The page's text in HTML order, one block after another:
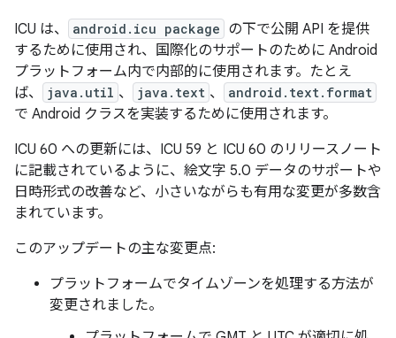
ICU は、
android.icu package の下で公開 API を提供
するために使用され、国際化のサポートのために Android
プラットフォーム内で内部的に使用されます。たとえ
ば、
java.util 、 java.text 、 android.text.format
で Android クラスを実装するために使用されます。
ICU 60 への更新には、ICU 59 と ICU 60 のリリースノート
に記載されているように、絵文字 5.0 データのサポートや
日時形式の改善など、小さいながらも有用な変更が多数含
まれています。
このアップデートの主な変更点:
プラットフォームでタイムゾーンを処理する方法が
変更されました。